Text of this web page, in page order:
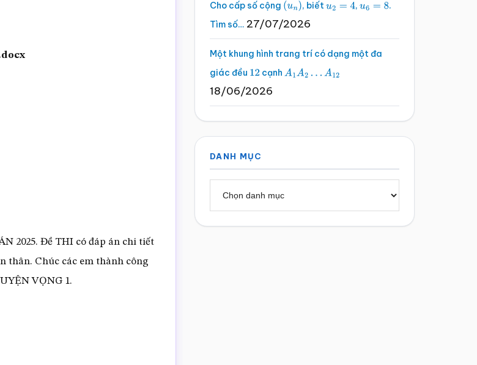
2025. Đề THI có đáp án chi tiết
thân. Chúc các em thành công
VỌNG 1.
Cho cấp số cộng (un), biếtu2 =4 , u6 =8
.
Tìm số… 27/07/2026
Một khung hình trang trí có dạng một đa
giác đều 12 cạnh A1A2…A 12
18/06/2026
DANH MỤC